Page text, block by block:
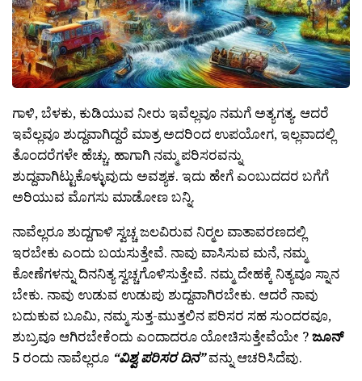
ಗಾಳಿ, ಬೆಳಕು, ಕುಡಿಯುವ ನೀರು ಇವೆಲ್ಲವೂ ನಮಗೆ ಅತ್ಯಗತ್ಯ. ಆದರೆ
ಇವೆಲ್ಲವೂ ಶುದ್ದವಾಗಿದ್ದರೆ ಮಾತ್ರ ಅದರಿಂದ ಉಪಯೋಗ, ಇಲ್ಲವಾದಲ್ಲಿ
ತೊಂದರೆಗಳೇ ಹೆಚ್ಚು. ಹಾಗಾಗಿ ನಮ್ಮ ಪರಿಸರವನ್ನು
ಶುದ್ದವಾಗಿಟ್ಟುಕೊಳ್ಳುವುದು ಅವಶ್ಯಕ. ಇದು ಹೇಗೆ ಎಂಬುದದರ ಬಗೆಗೆ
ಅರಿಯುವ ಮೊಗಸು ಮಾಡೋಣ ಬನ್ನಿ.
ನಾವೆಲ್ಲರೂ ಶುದ್ದಗಾಳಿ ಸ್ವಚ್ಚ ಜಲವಿರುವ ನಿರ್‍ಮಲ ವಾತಾವರಣದಲ್ಲಿ
ಇರಬೇಕು ಎಂದು ಬಯಸುತ್ತೇವೆ. ನಾವು ವಾಸಿಸುವ ಮನೆ, ನಮ್ಮ
ಕೋಣೆಗಳನ್ನು ದಿನನಿತ್ಯ ಸ್ವಚ್ಚಗೊಳಿಸುತ್ತೇವೆ. ನಮ್ಮ ದೇಹಕ್ಕೆ ನಿತ್ಯವೂ ಸ್ನಾನ
ಬೇಕು. ನಾವು ಉಡುವ ಉಡುಪು ಶುದ್ದವಾಗಿರಬೇಕು. ಆದರೆ ನಾವು
ಬದುಕುವ ಬೂಮಿ, ನಮ್ಮ ಸುತ್ತ-ಮುತ್ತಲಿನ ಪರಿಸರ ಸಹ ಸುಂದರವೂ,
ಶುಬ್ರವೂ ಆಗಿರಬೇಕೆಂದು ಎಂದಾದರೂ ಯೋಚಿಸುತ್ತೇವೆಯೇ ?ಜೂನ್
5 ರಂದು ನಾವೆಲ್ಲರೂ “ವಿಶ್ವ ಪರಿಸರ ದಿನ”ವನ್ನು ಆಚರಿಸಿದೆವು.